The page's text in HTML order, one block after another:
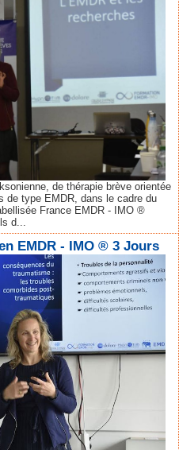
de thérapie brève orientée
de type EMDR, dans le cadre du
France EMDR - IMO ®
d...
EMDR - IMO ® 3 Jours